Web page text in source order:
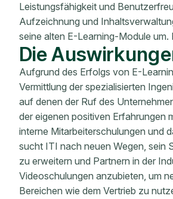
Leistungsfähigkeit und
Aufzeichnung und
seine alten E-Learning-Module um.
Die
Aufgrund des Erfolgs von E-
Vermittlung der spezialisierten
auf denen der Ruf des
der eigenen positiven Erfahrungen
interne Mitarbeiterschulungen und
sucht ITI nach neuen Wegen, sein
zu erweitern und Partnern in der
Videoschulungen anzubieten, um
Bereichen wie dem Vertrieb zu